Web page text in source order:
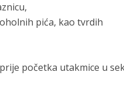
pića, kao tvrdih
početka utakmice u